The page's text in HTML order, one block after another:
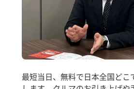
最短当日、無料で日本全国どこ